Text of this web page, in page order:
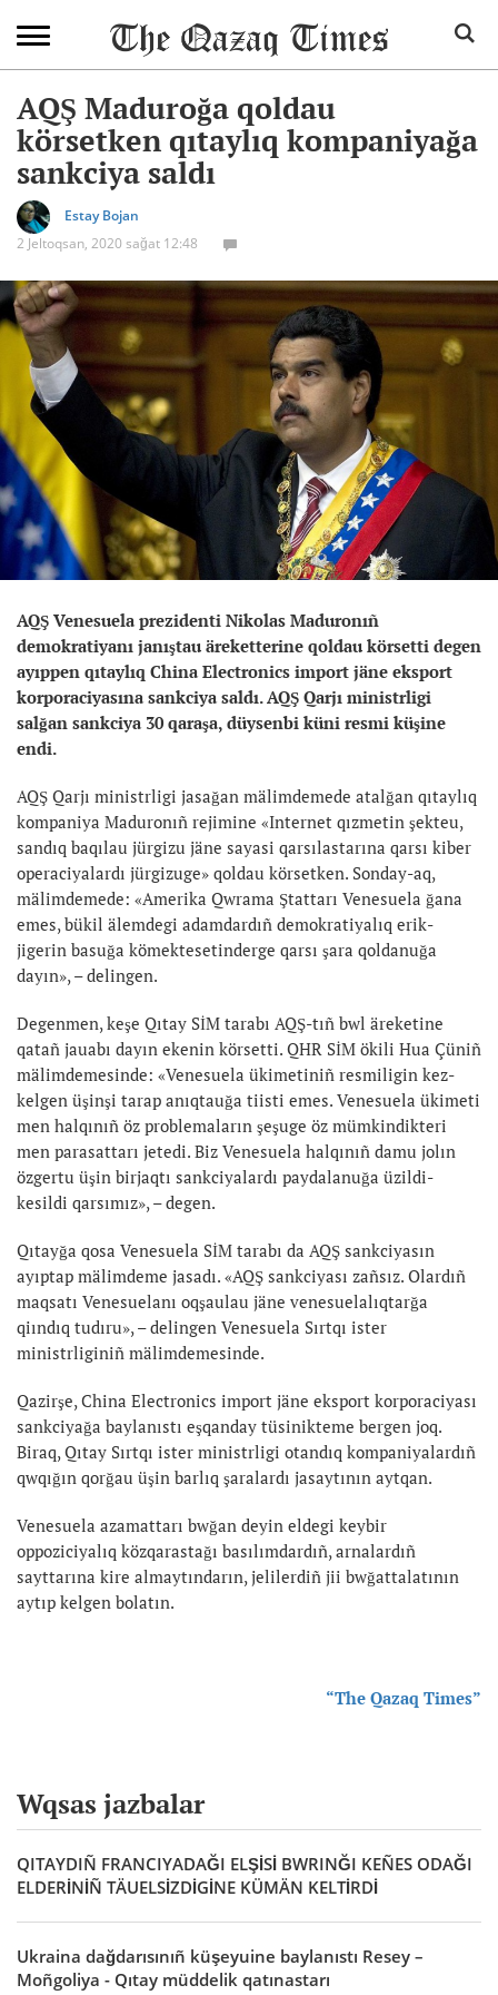
AQŞ Maduroğa qoldau
körsetken qıtaylıq kompaniyağa
sankciya saldı
Estay Bojan
2 Jeltoqsan, 2020 sağat 12:48
AQŞ Venesuela prezidenti Nikolas Maduronıñ
demokratiyanı janıştau äreketterine qoldau körsetti degen
ayıppen qıtaylıq China Electronics import jäne eksport
korporaciyasına sankciya saldı. AQŞ Qarjı ministrligi
salğan sankciya 30 qaraşa, düysenbi küni resmi küşine
endi.
AQŞ Qarjı ministrligi jasağan mälimdemede atalğan qıtaylıq
kompaniya Maduronıñ rejimine «Internet qızmetin şekteu,
sandıq baqılau jürgizu jäne sayasi qarsılastarına qarsı kiber
operaciyalardı jürgizuge» qoldau körsetken. Sonday-aq,
mälimdemede: «Amerika Qwrama Ştattarı Venesuela ğana
emes, bükil älemdegi adamdardıñ demokratiyalıq erik-
jigerin basuğa kömektesetinderge qarsı şara qoldanuğa
dayın», – delingen.
Degenmen, keşe Qıtay SİM tarabı AQŞ-tıñ bwl äreketine
qatañ jauabı dayın ekenin körsetti. QHR SİM ökili Hua Çüniñ
mälimdemesinde: «Venesuela ükimetiniñ resmiligin kez-
kelgen üşinşi tarap anıqtauğa tiisti emes. Venesuela ükimeti
men halqınıñ öz problemaların şeşuge öz mümkindikteri
men parasattarı jetedi. Biz Venesuela halqınıñ damu jolın
özgertu üşin birjaqtı sankciyalardı paydalanuğa üzildi-
kesildi qarsımız», – degen.
Qıtayğa qosa Venesuela SİM tarabı da AQŞ sankciyasın
ayıptap mälimdeme jasadı. «AQŞ sankciyası zañsız. Olardıñ
maqsatı Venesuelanı oqşaulau jäne venesuelalıqtarğa
qiındıq tudıru», – delingen Venesuela Sırtqı ister
ministrliginiñ mälimdemesinde.
Qazirşe, China Electronics import jäne eksport korporaciyası
sankciyağa baylanıstı eşqanday tüsinikteme bergen joq.
Biraq, Qıtay Sırtqı ister ministrligi otandıq kompaniyalardıñ
qwqığın qorğau üşin barlıq şaralardı jasaytının aytqan.
Venesuela azamattarı bwğan deyin eldegi keybir
oppoziciyalıq közqarastağı basılımdardıñ, arnalardıñ
sayttarına kire almaytındarın, jelilerdiñ jii bwğattalatının
aytıp kelgen bolatın.
“The Qazaq Times”
Wqsas jazbalar
QITAYDIÑ FRANCIYADAĞI ELŞİSİ BWRINĞI KEÑES ODAĞI
ELDERİNİÑ TÄUELSİZDİGİNE KÜMÄN KELTİRDİ
Ukraina dağdarısınıñ küşeyuine baylanıstı Resey –
Moñgoliya - Qıtay müddelik qatınastarı